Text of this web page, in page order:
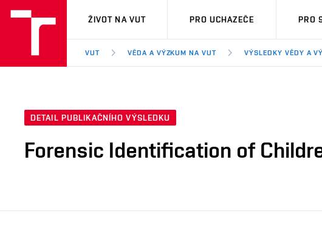
VUT
ŽIVOT NA VUT PRO UCHAZEČE PRO
VUT VĚDA A VÝZKUM NA VUT VÝSLEDKY VĚDY A
DETAIL PUBLIKAČNÍHO VÝSLEDKU
Forensic Identification of